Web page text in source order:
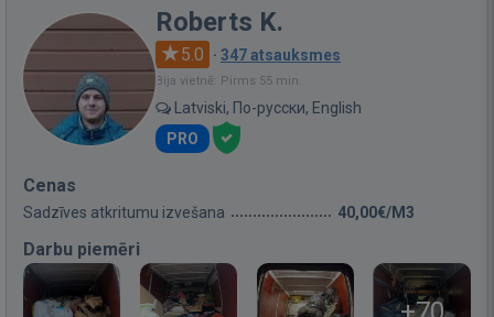
Roberts K.
5.0 · 347 atsauksmes
Bija vietnē: Pirms 55 min.
Latviski, По-русски, English
PRO
Cenas
Sadzīves atkritumu izvešana 40,00€/M3
Darbu piemēri